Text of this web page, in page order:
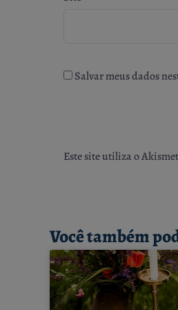
Salvar meus dados
Este site utiliza o
Você também